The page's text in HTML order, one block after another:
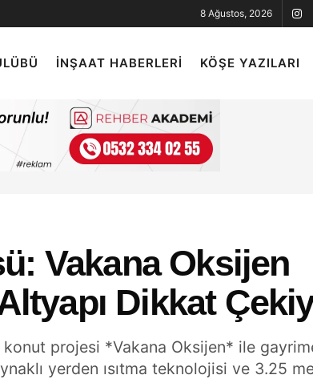
8 Ağustos, 2026
İNŞAAT HABERLERI KÖŞE YAZILARI
Vakana Oksijen
Dikkat
projesi *Vakana Oksijen* ile
yerden ısıtma teknolojisi ve 3.25